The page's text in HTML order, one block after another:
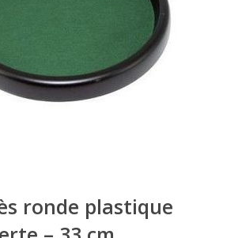
ronde plastique